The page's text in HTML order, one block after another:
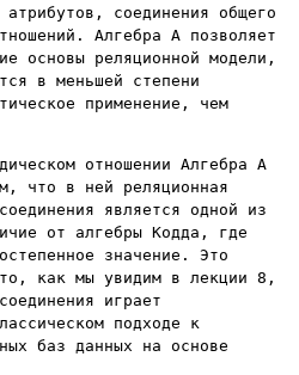
атрибутов, соединения общего
Алгебра A позволяет
основы реляционной модели,
в меньшей степени
применение, чем
отношении Алгебра A
что в ней реляционная
является одной из
от алгебры Кодда, где
значение. Это
как мы увидим в лекции 8,
играет
подходе к
баз данных на основе